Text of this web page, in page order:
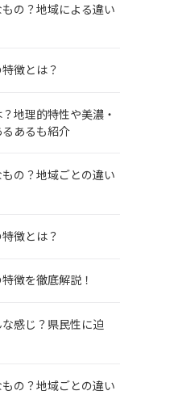
の？地域による違い
徴とは？
地理的特性や美濃・
あるも紹介
の？地域ごとの違い
徴とは？
徴を徹底解説！
感じ？県民性に迫
の？地域ごとの違い